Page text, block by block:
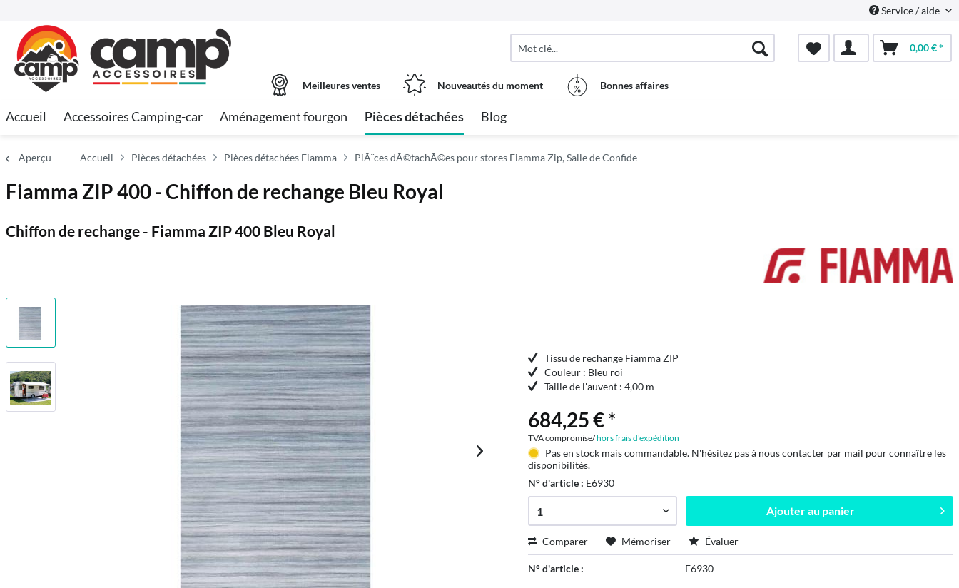
Service / aide
0,00 € *
Meilleures ventes Nouveautés du moment Bonnes affaires
Accueil Accessoires Camping-car Aménagement fourgon Pièces détachées Blog
Aperçu Accueil Pièces détachées Pièces détachées Fiamma PiÃ¨ces dÃ©tachÃ©es pour stores Fiamma Zip, Salle de Confide
Fiamma ZIP 400 - Chiffon de rechange Bleu Royal
Chiffon de rechange - Fiamma ZIP 400 Bleu Royal
Tissu de rechange Fiamma ZIP
Couleur : Bleu roi
Taille de l'auvent : 4,00 m
684,25 € *
TVA compromise/hors frais d'expédition
Pas en stock mais commandable. N'hésitez pas à nous contacter par mail pour connaître les
disponibilités.
N° d'article : E6930
Ajouter au panier
Comparer Mémoriser Évaluer
N° d'article : E6930